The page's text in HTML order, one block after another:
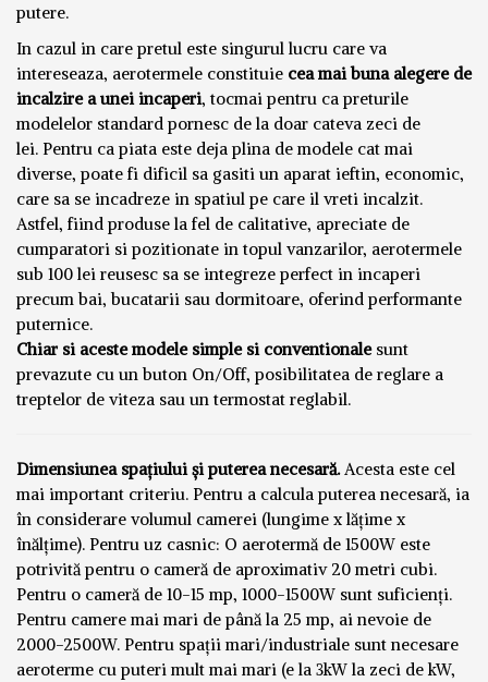
putere.
In cazul in care pretul este singurul lucru care va
intereseaza, aerotermele constituie cea mai buna alegere de
incalzire a unei incaperi, tocmai pentru ca preturile
modelelor standard pornesc de la doar cateva zeci de
lei. Pentru ca piata este deja plina de modele cat mai
diverse, poate fi dificil sa gasiti un aparat ieftin, economic,
care sa se incadreze in spatiul pe care il vreti incalzit.
Astfel, fiind produse la fel de calitative, apreciate de
cumparatori si pozitionate in topul vanzarilor, aerotermele
sub 100 lei reusesc sa se integreze perfect in incaperi
precum bai, bucatarii sau dormitoare, oferind performante
puternice.
Chiar si aceste modele simple si conventionalesunt
prevazute cu un buton On/Off, posibilitatea de reglare a
treptelor de viteza sau un termostat reglabil.
Dimensiunea spațiului și puterea necesară.Acesta este cel
mai important criteriu. Pentru a calcula puterea necesară, ia
în considerare volumul camerei (lungime x lățime x
înălțime). Pentru uz casnic: O aerotermă de 1500W este
potrivită pentru o cameră de aproximativ 20 metri cubi.
Pentru o cameră de 10-15 mp, 1000-1500W sunt suficienți.
Pentru camere mai mari de până la 25 mp, ai nevoie de
2000-2500W. Pentru spații mari/industriale sunt necesare
aeroterme cu puteri mult mai mari (e la 3kW la zeci de kW,